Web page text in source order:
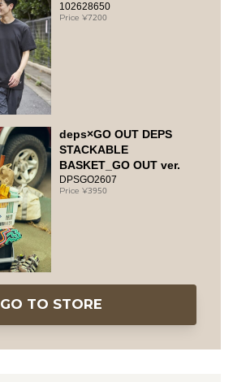
102628650
7200
deps×GO OUT DEPS
STACKABLE
BASKET_GO OUT ver.
DPSGO2607
3950
GO TO STORE